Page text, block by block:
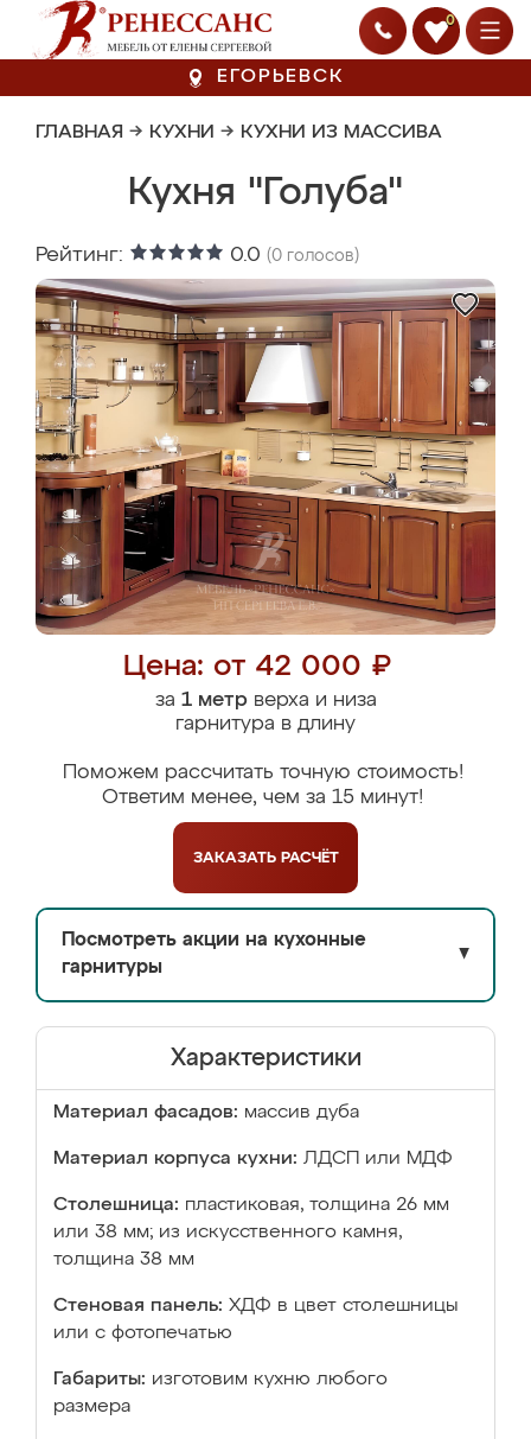
0
ЕГОРЬЕВСК
ГЛАВНАЯ → КУХНИ → КУХНИ ИЗ МАССИВА
Кухня "Голуба"
Рейтинг: 0.0 (0 голосов)
Цена: от 42 000 ₽
за 1 метрверха и низа
гарнитура в длину
Поможем рассчитать точную стоимость!
Ответим менее, чем за 15 минут!
ЗАКАЗАТЬ РАСЧЁТ
Посмотреть акции на кухонные
гарнитуры
▼
Характеристики
Материал фасадов: массив дуба
Материал корпуса кухни: ЛДСП или МДФ
Столешница: пластиковая, толщина 26 мм
или 38 мм; из искусственного камня,
толщина 38 мм
Стеновая панель: ХДФ в цвет столешницы
или с фотопечатью
Габариты: изготовим кухню любого
размера